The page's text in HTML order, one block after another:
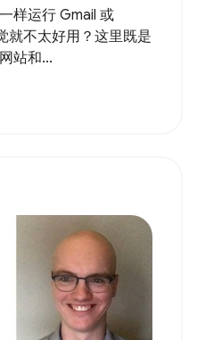
样运行 Gmail 或
就不太好用？这里既是
站和...